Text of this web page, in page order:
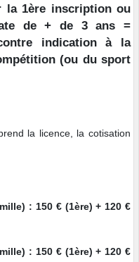
la 1ère inscription ou
de + de 3 ans =
indication à la
(ou du sport
la licence, la cotisation
: 150 € (1ère) + 120 €
: 150 € (1ère) + 120 €